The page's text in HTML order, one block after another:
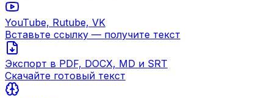
YouTube, Rutube, VK
Вставьте ссылку — получите текст
Экспорт в PDF, DOCX, MD и SRT
Скачайте готовый текст